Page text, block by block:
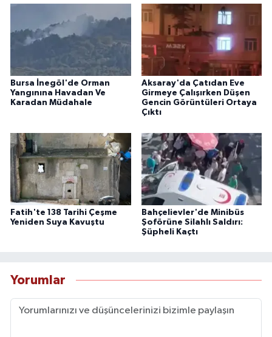
Bursa İnegöl'de Orman
Yangınına Havadan Ve
Karadan Müdahale
Aksaray'da Çatıdan Eve
Girmeye Çalışırken Düşen
Gencin Görüntüleri Ortaya
Çıktı
Fatih'te 138 Tarihi Çeşme
Yeniden Suya Kavuştu
Bahçelievler'de Minibüs
Şoförüne Silahlı Saldırı:
Şüpheli Kaçtı
Yorumlar